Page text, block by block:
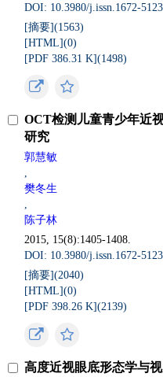
DOI: 10.3980/j.issn.1672-
[摘要](1563)
[HTML](0)
[PDF 386.31 K](1498)
OCT检测儿童青少年近
研究
郭慧敏
,
樊冬生
,
陈子林
2015, 15(8):1405-1408.
DOI: 10.3980/j.issn.1672-
[摘要](2040)
[HTML](0)
[PDF 398.26 K](2139)
高度近视眼底形态学与